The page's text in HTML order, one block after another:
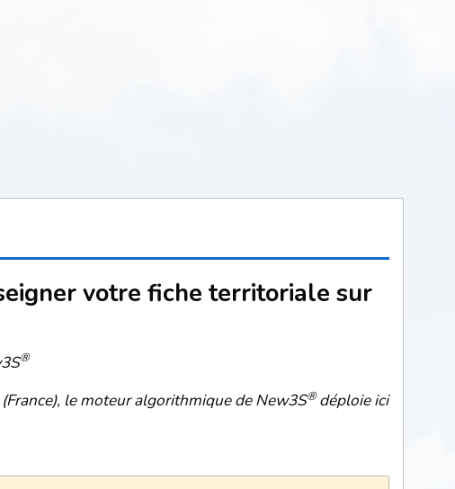
votre fiche territoriale sur
®
le moteur algorithmique de New3S®déploie ici